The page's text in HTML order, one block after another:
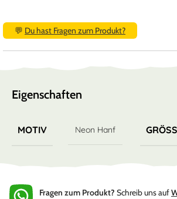
💬 Du hast Fragen zum Produkt?
Eigenschaften
MOTIV Neon Hanf GRÖSSE
Fragen zum Produkt? Schreib uns auf